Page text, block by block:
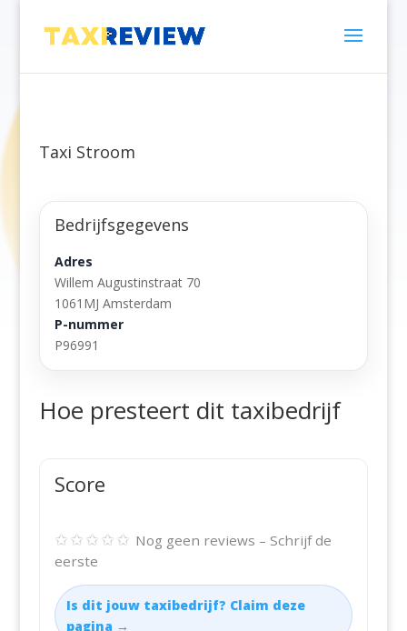
Taxi Stroom
Bedrijfsgegevens
Adres
Willem Augustinstraat 70
1061MJ Amsterdam
P-nummer
P96991
Hoe presteert dit taxibedrijf
Score
✩✩✩✩✩ Nog geen reviews – Schrijf de
eerste
Is dit jouw taxibedrijf? Claim deze
pagina →